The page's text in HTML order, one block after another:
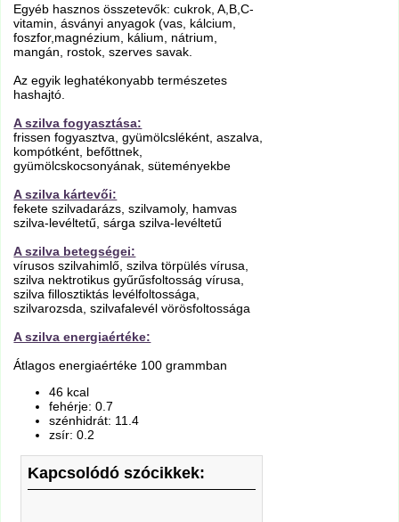
Egyéb hasznos összetevők: cukrok, A,B,C-
vitamin, ásványi anyagok (vas, kálcium,
foszfor,magnézium, kálium, nátrium,
mangán, rostok, szerves savak.
Az egyik leghatékonyabb természetes
hashajtó.
A szilva fogyasztása:
frissen fogyasztva, gyümölcsléként, aszalva,
kompótként, befőttnek,
gyümölcskocsonyának, süteményekbe
A szilva kártevői:
fekete szilvadarázs, szilvamoly, hamvas
szilva-levéltetű, sárga szilva-levéltetű
A szilva betegségei:
vírusos szilvahimlő, szilva törpülés vírusa,
szilva nektrotikus gyűrűsfoltosság vírusa,
szilva fillosztiktás levélfoltossága,
szilvarozsda, szilvafalevél vörösfoltossága
A szilva energiaértéke:
Átlagos energiaértéke 100 grammban
46 kcal
fehérje: 0.7
szénhidrát: 11.4
zsír: 0.2
Kapcsolódó szócikkek: